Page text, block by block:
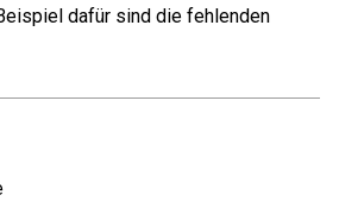
dafür sind die fehlenden